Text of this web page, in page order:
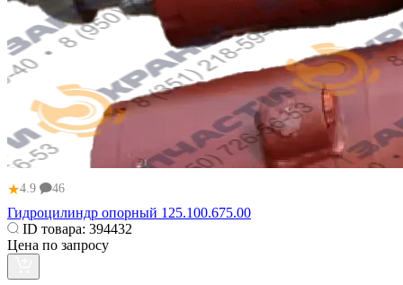
★4.9 46
Гидроцилиндр опорный 125.100.675.00
ID товара: 394432
Цена по запросу